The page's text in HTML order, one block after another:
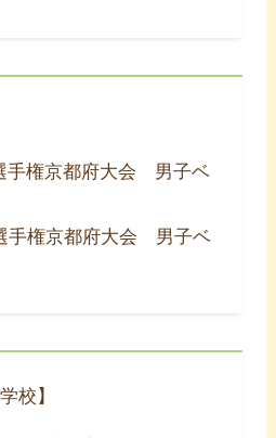
権京都府大会 男子ベ
権京都府大会 男子ベ
校】